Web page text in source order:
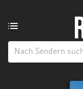
aus:
Alle